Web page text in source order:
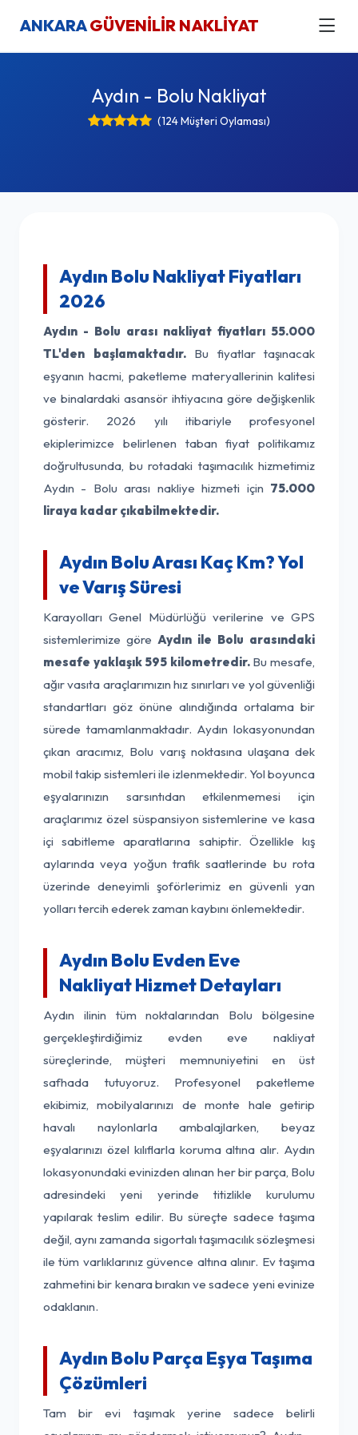
ANKARAGÜVENİLİR NAKLİYAT
Aydın - Bolu Nakliyat
(124 Müşteri Oylaması)
Aydın Bolu Nakliyat Fiyatları
2026
Aydın - Bolu arası nakliyat fiyatları 55.000
TL'den başlamaktadır.Bu fiyatlar taşınacak
eşyanın hacmi, paketleme materyallerinin kalitesi
ve binalardaki asansör ihtiyacına göre değişkenlik
gösterir. 2026 yılı itibariyle profesyonel
ekiplerimizce belirlenen taban fiyat politikamız
doğrultusunda, bu rotadaki taşımacılık hizmetimiz
Aydın - Bolu arası nakliye hizmeti için 75.000
liraya kadar çıkabilmektedir.
Aydın Bolu Arası Kaç Km? Yol
ve Varış Süresi
Karayolları Genel Müdürlüğü verilerine ve GPS
sistemlerimize göre Aydın ile Bolu arasındaki
mesafe yaklaşık 595 kilometredir.Bu mesafe,
ağır vasıta araçlarımızın hız sınırları ve yol güvenliği
standartları göz önüne alındığında ortalama bir
sürede tamamlanmaktadır. Aydın lokasyonundan
çıkan aracımız, Bolu varış noktasına ulaşana dek
mobil takip sistemleri ile izlenmektedir. Yol boyunca
eşyalarınızın sarsıntıdan etkilenmemesi için
araçlarımız özel süspansiyon sistemlerine ve kasa
içi sabitleme aparatlarına sahiptir. Özellikle kış
aylarında veya yoğun trafik saatlerinde bu rota
üzerinde deneyimli şoförlerimiz en güvenli yan
yolları tercih ederek zaman kaybını önlemektedir.
Aydın Bolu Evden Eve
Nakliyat Hizmet Detayları
Aydın ilinin tüm noktalarından Bolu bölgesine
gerçekleştirdiğimiz evden eve nakliyat
süreçlerinde, müşteri memnuniyetini en üst
safhada tutuyoruz. Profesyonel paketleme
ekibimiz, mobilyalarınızı de monte hale getirip
havalı naylonlarla ambalajlarken, beyaz
eşyalarınızı özel kılıflarla koruma altına alır. Aydın
lokasyonundaki evinizden alınan her bir parça, Bolu
adresindeki yeni yerinde titizlikle kurulumu
yapılarak teslim edilir. Bu süreçte sadece taşıma
değil, aynı zamanda sigortalı taşımacılık sözleşmesi
ile tüm varlıklarınız güvence altına alınır. Ev taşıma
zahmetini bir kenara bırakın ve sadece yeni evinize
odaklanın.
Aydın Bolu Parça Eşya Taşıma
Çözümleri
Tam bir evi taşımak yerine sadece belirli